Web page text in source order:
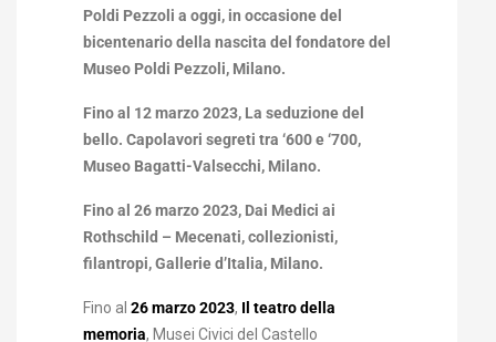
Poldi Pezzoli a oggi, in occasione del
bicentenario della nascita del fondatore del
Museo Poldi Pezzoli, Milano.
Fino al 12 marzo 2023, La seduzione del
bello. Capolavori segreti tra ‘600 e ‘700,
Museo Bagatti-Valsecchi, Milano.
Fino al 26 marzo 2023, Dai Medici ai
Rothschild – Mecenati, collezionisti,
filantropi, Gallerie d’Italia, Milano.
Fino al 26 marzo 2023, Il teatro della
memoria, Musei Civici del Castello